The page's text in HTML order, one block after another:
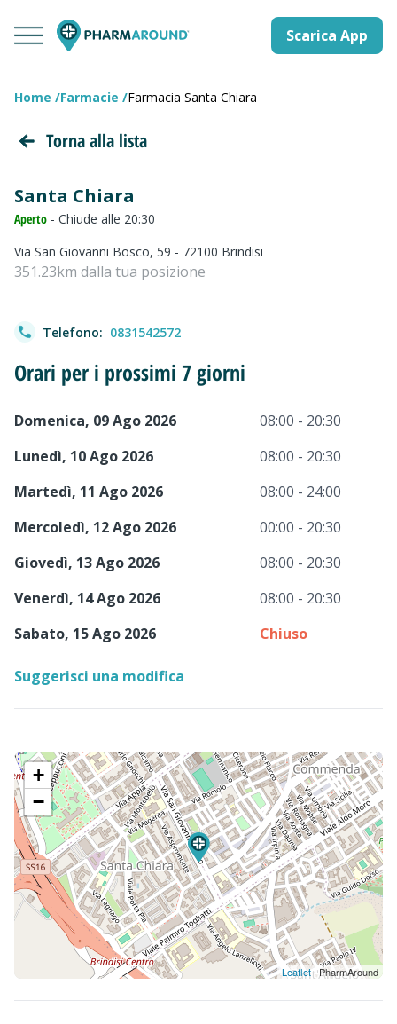
Scarica App
Home Farmacie Farmacia Santa Chiara
Torna alla lista
Santa Chiara
Aperto - Chiude alle 20:30
Via San Giovanni Bosco, 59 - 72100 Brindisi
351.23km dalla tua posizione
Telefono: 0831542572
Orari per i prossimi 7 giorni
Domenica, 09 Ago 2026
08:00 - 20:30
Lunedì, 10 Ago 2026
08:00 - 20:30
Martedì, 11 Ago 2026
08:00 - 24:00
Mercoledì, 12 Ago 2026
00:00 - 20:30
Giovedì, 13 Ago 2026
08:00 - 20:30
Venerdì, 14 Ago 2026
08:00 - 20:30
Sabato, 15 Ago 2026
Chiuso
Suggerisci una modifica
+
−
Leaflet| PharmAround